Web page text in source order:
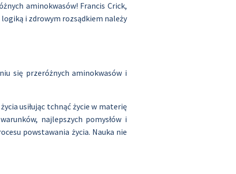
aminokwasów! Francis Crick,
i zdrowym rozsądkiem należy
się przeróżnych aminokwasów i
usiłując tchnąć życie w materię
najlepszych pomysłów i
powstawania życia. Nauka nie